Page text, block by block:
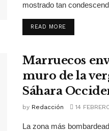
mostrado tan
READ MORE
Marruecos
muro de la
Sáhara
by Redacción 14
La zona más